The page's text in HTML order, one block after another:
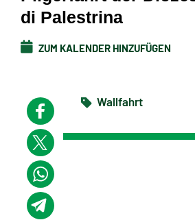
di Palestrina
ZUM KALENDER HINZUFÜGEN
Wallfahrt